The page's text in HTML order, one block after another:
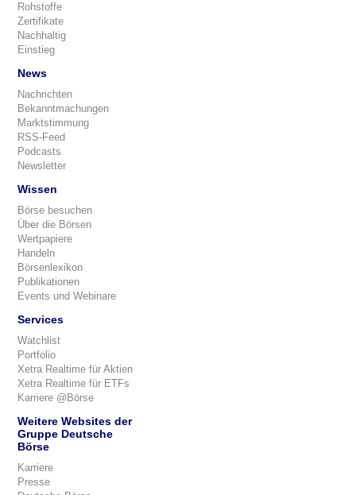
Rohstoffe
Zertifikate
Nachhaltig
Einstieg
News
Nachrichten
Bekanntmachungen
Marktstimmung
RSS-Feed
Podcasts
Newsletter
Wissen
Börse besuchen
Über die Börsen
Wertpapiere
Handeln
Börsenlexikon
Publikationen
Events und Webinare
Services
Watchlist
Portfolio
Xetra Realtime für Aktien
Xetra Realtime für ETFs
Karriere @Börse
Weitere Websites der
Gruppe Deutsche
Börse
Karriere
Presse